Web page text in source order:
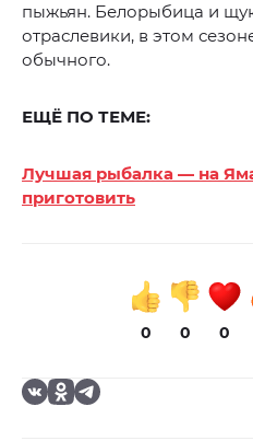
пыжьян. Белорыбица и
отраслевики, в этом
обычного.
ЕЩЁ ПО ТЕМЕ:
Лучшая рыбалка — на
приготовить
0 0 0